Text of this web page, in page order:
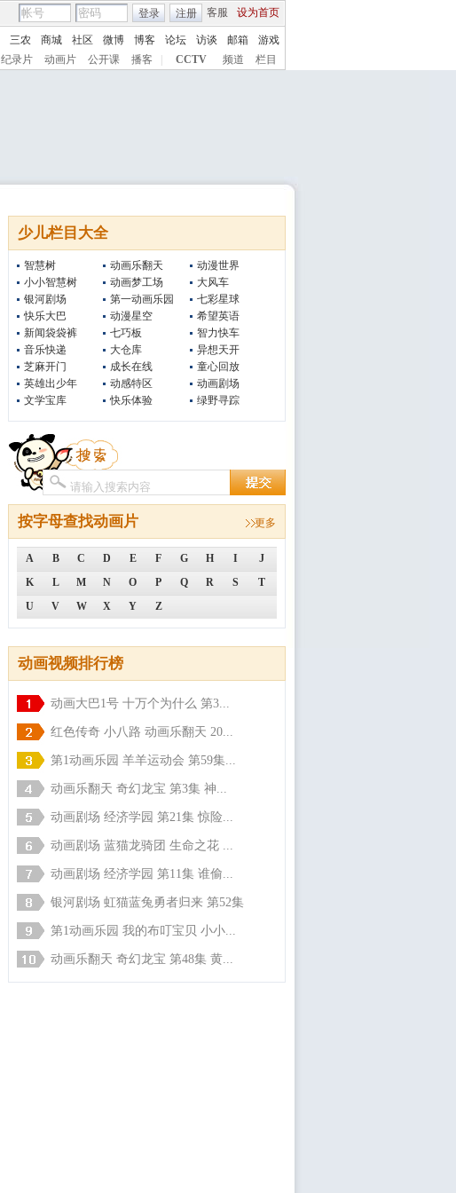
客服 设为首页
登录 注册
三农 商城 社区 微博 博客 论坛 访谈 邮箱
游戏
纪录片 动画片 公开课 播客 CCTV 频道 栏目
少儿栏目大全
智慧树
小小智慧树
银河剧场
快乐大巴
新闻袋袋裤
音乐快递
芝麻开门
英雄出少年
文学宝库
动画乐翻天
动画梦工场
第一动画乐园
动漫星空
七巧板
大仓库
成长在线
动感特区
快乐体验
动漫世界
大风车
七彩星球
希望英语
智力快车
异想天开
童心回放
动画剧场
绿野寻踪
按字母查找动画片 更多
A B C D E F G H I
J
K
L M N O P Q R S
T
U
V W X Y Z
动画视频排行榜
动画大巴1号 十万个为什么 第3...
红色传奇 小八路 动画乐翻天 20...
第1动画乐园 羊羊运动会 第59集...
动画乐翻天 奇幻龙宝 第3集 神...
动画剧场 经济学园 第21集 惊险...
动画剧场 蓝猫龙骑团 生命之花 ...
动画剧场 经济学园 第11集 谁偷...
银河剧场 虹猫蓝兔勇者归来 第52集
第1动画乐园 我的布叮宝贝 小小...
动画乐翻天 奇幻龙宝 第48集 黄...